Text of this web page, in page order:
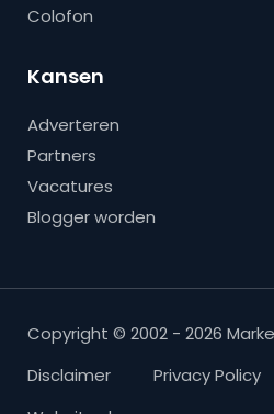
Colofon
Kansen
Adverteren
Partners
Vacatures
Blogger worden
Copyright © 2002 - 2026
Disclaimer
Privacy Policy